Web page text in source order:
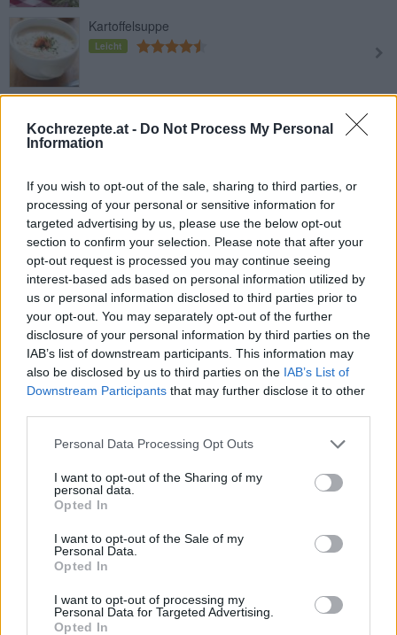
Kochrezepte.at - Do Not Process My Personal
Information
If you wish to opt-out of the sale, sharing to third parties, or
processing of your personal or sensitive information for
targeted advertising by us, please use the below opt-out
section to confirm your selection. Please note that after your
opt-out request is processed you may continue seeing
interest-based ads based on personal information utilized by
us or personal information disclosed to third parties prior to
your opt-out. You may separately opt-out of the further
disclosure of your personal information by third parties on the
IAB’s list of downstream participants. This information may
also be disclosed by us to third parties on the IAB’s List of
Downstream Participants that may further disclose it to other
Personal Data Processing Opt Outs
I want to opt-out of the Sharing of my
personal data.
Opted In
I want to opt-out of the Sale of my
Personal Data.
Opted In
I want to opt-out of processing my
Personal Data for Targeted Advertising.
Opted In
Kartoffelsuppe
Leicht
Leicht
Fächererdäpfel vom Grill
Leicht
Erdäpfelpuffer mit Räucherlachs
Leicht
Kartoffel-Käse-Kroketten
Leicht
Erdäpfelcremesuppe
Leicht